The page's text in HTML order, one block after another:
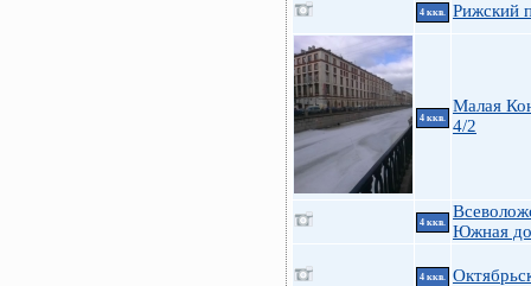
4 ккв. Рижский
4 ккв.
Малая
4/2
4 ккв.
Южная
4 ккв.